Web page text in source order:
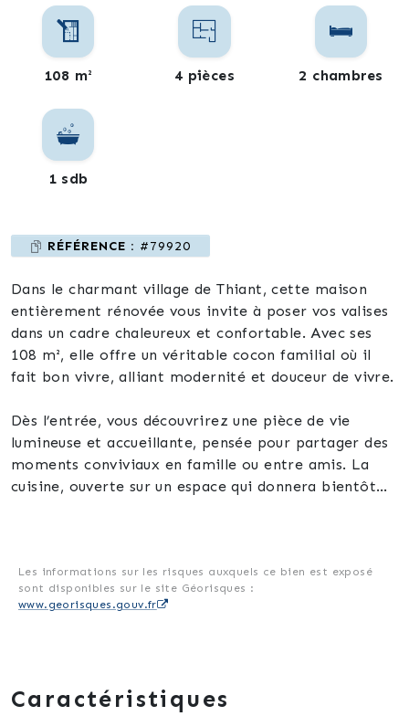
108 m² 4 pièces 2 chambres
1 sdb
RÉFÉRENCE : #79920
Dans le charmant village de Thiant, cette maison
entièrement rénovée vous invite à poser vos valises
dans un cadre chaleureux et confortable. Avec ses
108 m², elle offre un véritable cocon familial où il
fait bon vivre, alliant modernité et douceur de vivre.
Dès l’entrée, vous découvrirez une pièce de vie
lumineuse et accueillante, pensée pour partager des
moments conviviaux en famille ou entre amis. La
cuisine, ouverte sur un espace qui donnera bientôt
avec un dressing, offrant la possibilité d’aménager
une troisième chambre selon vos besoins. Une salle
apprécierez également la présence d’une cave,
Les informations sur les risques auxquels ce bien est exposé
sont disponibles sur le site Géorisques :
www.georisques.gouv.fr
Caractéristiques